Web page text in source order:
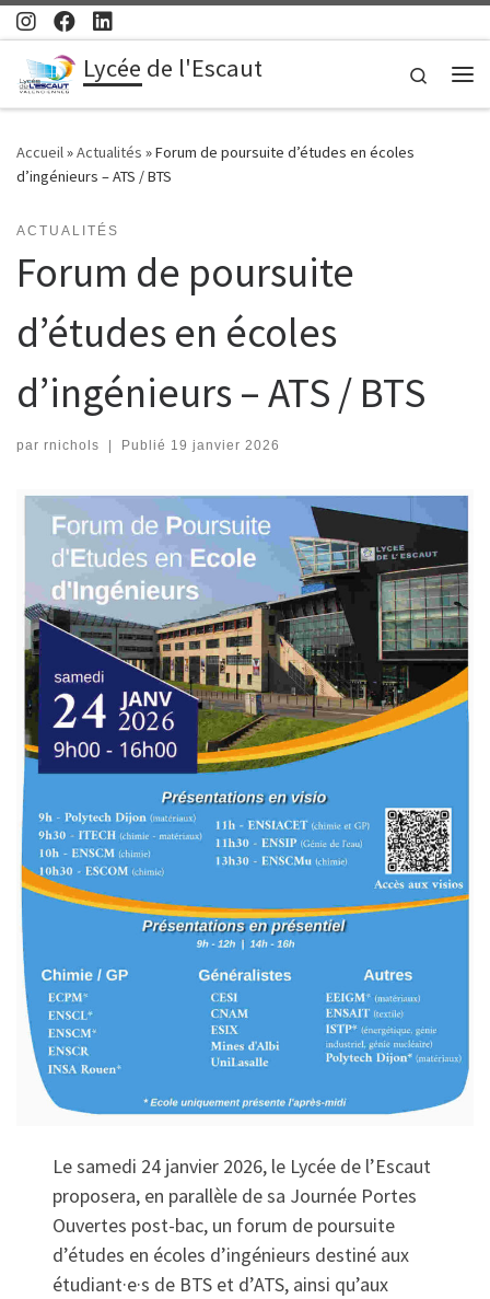
Passer au contenu
Lycée de l'Escaut
Search
Accueil»Actualités »Forum de poursuite d’études en écoles
d’ingénieurs – ATS / BTS
ACTUALITÉS
Forum de poursuite
d’études en écoles
d’ingénieurs – ATS / BTS
par rnichols | Publié 19 janvier 2026
Le samedi 24 janvier 2026, le Lycée de l’Escaut
proposera, en parallèle de sa Journée Portes
Ouvertes post-bac, un forum de poursuite
d’études en écoles d’ingénieurs destiné aux
étudiant·e·s de BTS et d’ATS, ainsi qu’aux